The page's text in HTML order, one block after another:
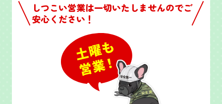
しつこい営業は一切いたしませんのでご
安心ください！